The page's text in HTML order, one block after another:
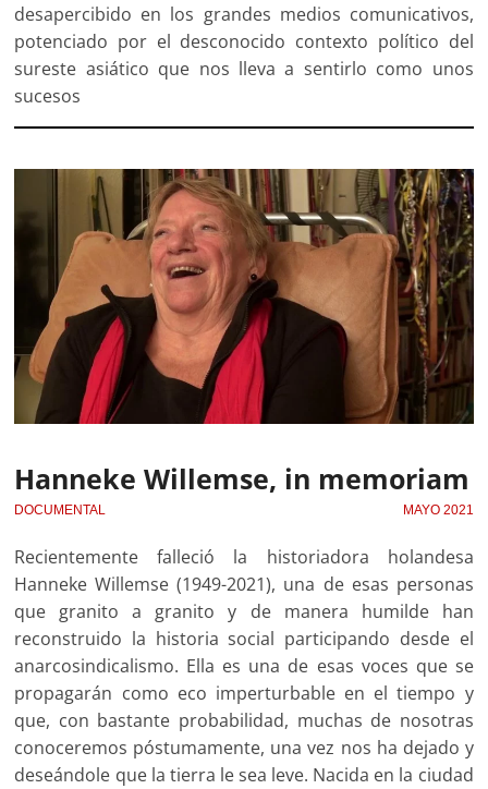
desapercibido en los grandes medios comunicativos,
potenciado por el desconocido contexto político del
sureste asiático que nos lleva a sentirlo como unos
sucesos
Hanneke Willemse, in memoriam
DOCUMENTAL MAYO 2021
Recientemente falleció la historiadora holandesa
Hanneke Willemse (1949-2021), una de esas personas
que granito a granito y de manera humilde han
reconstruido la historia social participando desde el
anarcosindicalismo. Ella es una de esas voces que se
propagarán como eco imperturbable en el tiempo y
que, con bastante probabilidad, muchas de nosotras
conoceremos póstumamente, una vez nos ha dejado y
deseándole que la tierra le sea leve. Nacida en la ciudad